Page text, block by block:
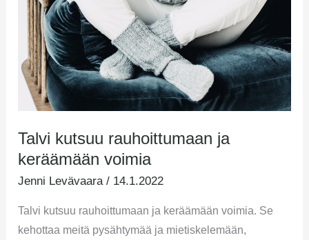
Talvi kutsuu rauhoittumaan ja
keräämään voimia
Jenni Levävaara/ 14.1.2022
Talvi kutsuu rauhoittumaan ja keräämään voimia. Se
kehottaa meitä pysähtymää ja mietiskelemään,